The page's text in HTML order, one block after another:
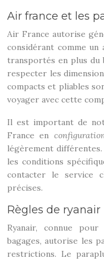
Air france et les
Air France autorise
considérant comme
transportés en plus du
respecter les
compacts et pliables
voyager avec cette
Il est important de
France en
légèrement
les conditions
contacter le service
précises.
Règles de
Ryanair, connue
bagages, autorise les
restrictions. Le